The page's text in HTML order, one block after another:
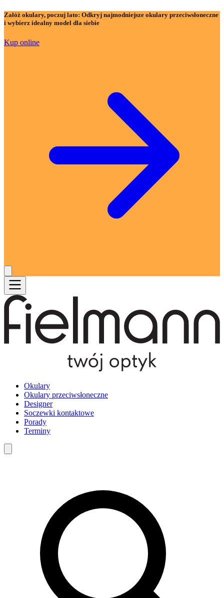
Załóż okulary, poczuj lato: Odkryj najmodniejsze okulary przeciwsłoneczne
i wybierz idealny model dla siebie
Kup online
Okulary
Okulary przeciwsłoneczne
Designer
Soczewki kontaktowe
Porady
Terminy